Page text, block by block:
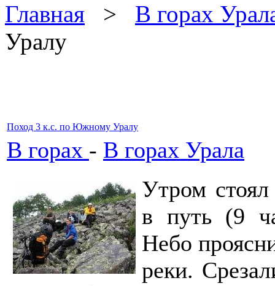
Главная > В горах
Уралу
Поход 3 к.с. по Южному Уралу
В горах - В горах Урала
Утром
в путь (9
Небо
реки.